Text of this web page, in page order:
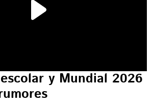
y Mundial 2026